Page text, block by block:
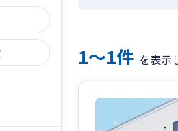
1〜1件 を表示